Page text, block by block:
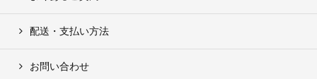
配送・支払い方法
お問い合わせ